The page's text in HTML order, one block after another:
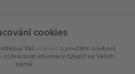
cookies
Váš souhlas s použitím souborů
zobrazovat informace týkající se Vašich
zájmů.